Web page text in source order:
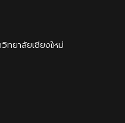
ทยาลัยเชียงใหม่